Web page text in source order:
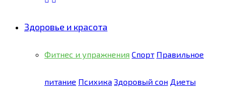
Здоровье и красота
Фитнес и упражнения Спорт Правильное
питание Психика Здоровый сон Диеты